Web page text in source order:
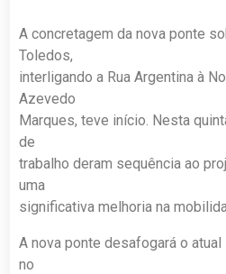
A concretagem da nova ponte
Toledos,
interligando a Rua Argentina à
Azevedo
Marques, teve início. Nesta
de
trabalho deram sequência ao
uma
significativa melhoria na
A nova ponte desafogará o
no